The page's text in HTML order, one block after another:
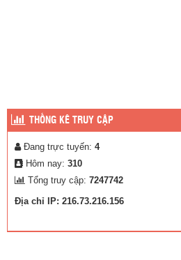
THỐNG KÊ TRUY CẬP
Đang trực tuyến: 4
Hôm nay: 310
Tổng truy cập: 7247742
Địa chỉ IP: 216.73.216.156